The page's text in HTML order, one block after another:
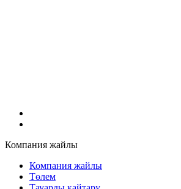
Компания жайлы
Компания жайлы
Төлем